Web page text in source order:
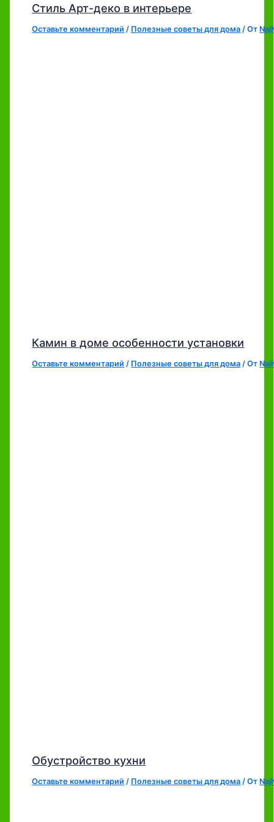
Стиль Арт-деко в интерьере
Оставьте комментарий / Полезные советы для дома / От
Камин в доме особенности установки
Оставьте комментарий / Полезные советы для дома / От
Обустройство кухни
Оставьте комментарий / Полезные советы для дома / От